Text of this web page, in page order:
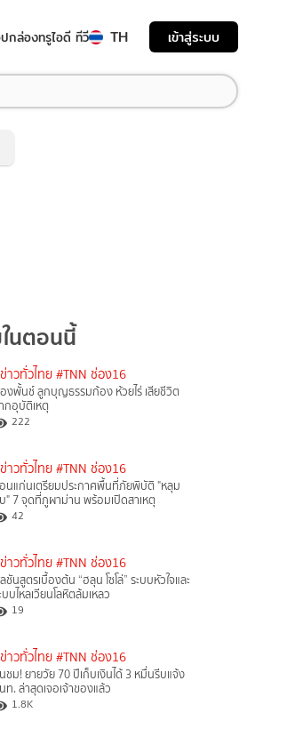
กล่องทรูไอดี ทีวี TH เข้าสู่ระบบ
นตอนนี้
าวทั่วไทย #TNN ช่อง16
งพั้นช์ ลูกบุญธรรมก้อง ห้วยไร่ เสียชีวิต
กอุบัติเหตุ
222
าวทั่วไทย #TNN ช่อง16
นแก่นเตรียมประกาศพื้นที่ภัยพิบัติ "หลุม
" 7 จุดที่ภูผาม่าน พร้อมเปิดสาเหตุ
42
าวทั่วไทย #TNN ช่อง16
ชันสูตรเบื้องต้น “ฮลุน โซโล่” ระบบหัวใจและ
บบไหลเวียนโลหิตล้มเหลว
19
าวทั่วไทย #TNN ช่อง16
ชม! ยายวัย 70 ปีเก็บเงินได้ 3 หมื่นรีบแจ้ง
ท. ล่าสุดเจอเจ้าของแล้ว
1.8K